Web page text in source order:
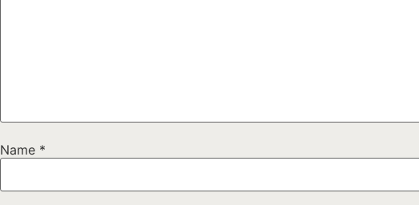
Name *